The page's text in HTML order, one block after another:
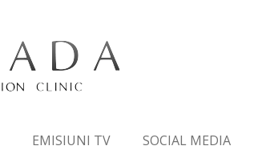
EMISIUNI TV SOCIAL MEDIA